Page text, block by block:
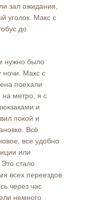
зал ожидания,
уголок. Макс с
до
нужно было
ночи. Макс с
поехали
на метро, я с
и
покой и
Всё
все удобно
или
стало
всех переездов
через час
немного